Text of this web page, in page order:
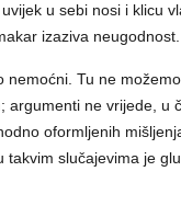
u sebi nosi i klicu
izaziva neugodnost.
nemoćni. Tu ne
argumenti ne vrijede, u
oformljenih
takvim slučajevima je